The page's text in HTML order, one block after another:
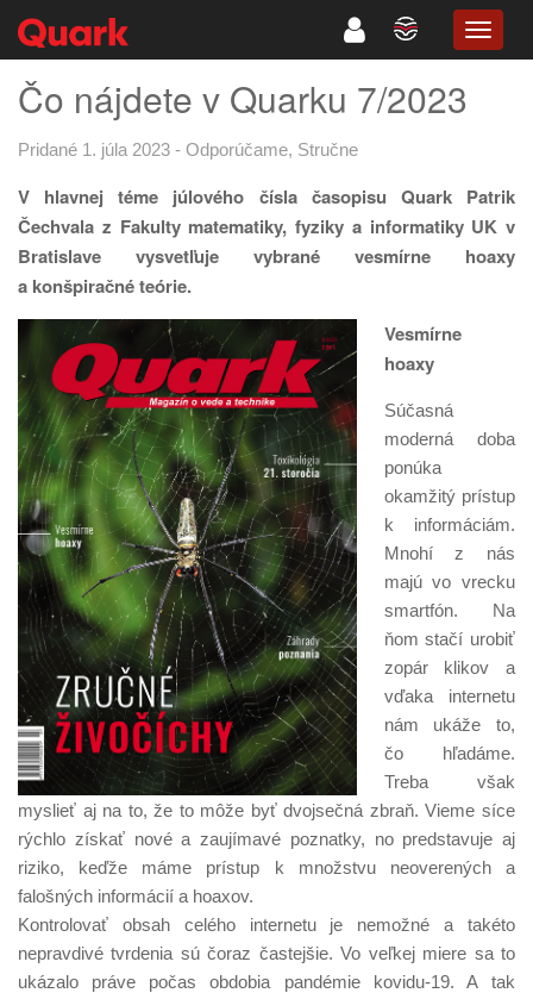
Čo nájdete v Quarku 7/2023
Pridané 1. júla 2023 - Odporúčame, Stručne
V hlavnej téme júlového čísla časopisu Quark Patrik
Čechvala z Fakulty matematiky, fyziky a informatiky UK v
Bratislave vysvetľuje vybrané vesmírne hoaxy
a konšpiračné teórie.
Vesmírne
hoaxy
Súčasná
moderná doba
ponúka
okamžitý prístup
k informáciám.
Mnohí z nás
majú vo vrecku
smartfón. Na
ňom stačí urobiť
zopár klikov a
vďaka internetu
nám ukáže to,
čo hľadáme.
Treba však
myslieť aj na to, že to môže byť dvojsečná zbraň. Vieme síce
rýchlo získať nové a zaujímavé poznatky, no predstavuje aj
riziko, keďže máme prístup k množstvu neoverených a
falošných informácií a hoaxov.
Kontrolovať obsah celého internetu je nemožné a takéto
nepravdivé tvrdenia sú čoraz častejšie. Vo veľkej miere sa to
ukázalo práve počas obdobia pandémie kovidu-19. A tak